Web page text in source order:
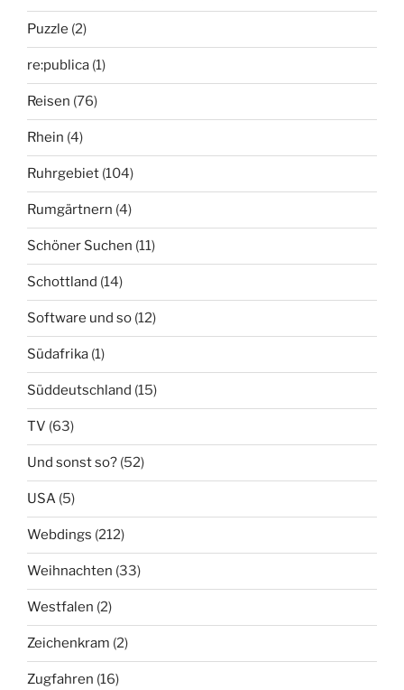
Puzzle (2)
re:publica (1)
Reisen (76)
Rhein (4)
Ruhrgebiet (104)
Rumgärtnern (4)
Schöner Suchen (11)
Schottland (14)
Software und so (12)
Südafrika (1)
Süddeutschland (15)
TV (63)
Und sonst so? (52)
USA (5)
Webdings (212)
Weihnachten (33)
Westfalen (2)
Zeichenkram (2)
Zugfahren (16)